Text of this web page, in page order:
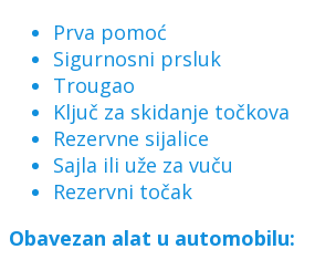
Prva pomoć
Sigurnosni prsluk
Trougao
Ključ za skidanje točkova
Rezervne sijalice
Sajla ili uže za vuču
Rezervni točak
Obavezan alat u automobilu: